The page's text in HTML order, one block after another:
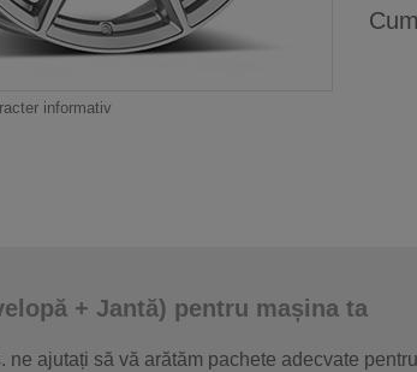
informativ
+ Jantă) pentru mașina ta
ajutați să vă arătăm pachete adecvate